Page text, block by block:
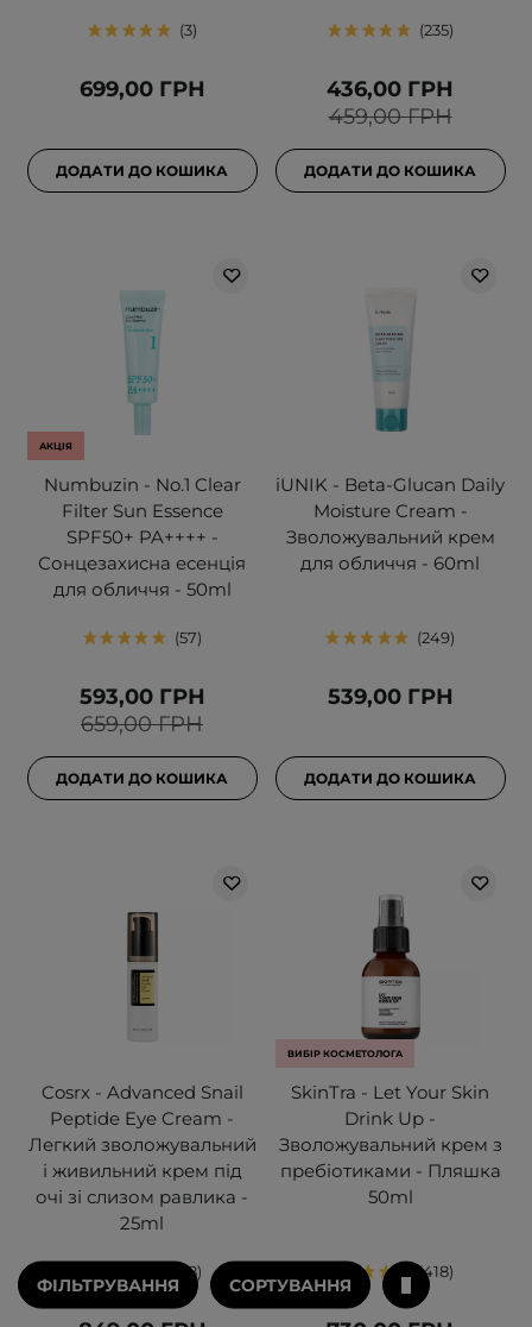
3
699,00 ГРН
ДОДАТИ ДО КОШИКА
235
459,00 ГРН
436,00 ГРН
ДОДАТИ ДО КОШИКА
АКЦІЯ
Numbuzin - No.1 Clear
Filter Sun Essence
SPF50+ PA++++ -
Сонцезахисна есенція
для обличчя - 50ml
57
659,00 ГРН
593,00 ГРН
ДОДАТИ ДО КОШИКА
iUNIK - Beta-Glucan Daily
Moisture Cream -
Зволожувальний крем
для обличчя - 60ml
249
539,00 ГРН
ДОДАТИ ДО КОШИКА
Cosrx - Advanced Snail
Peptide Eye Cream -
Легкий зволожувальний
і живильний крем під
очі зі слизом равлика -
25ml
78
ВИБІР КОСМЕТОЛОГА
SkinTra - Let Your Skin
Drink Up -
Зволожувальний крем з
пребіотиками - Пляшка
50ml
418
ФІЛЬТРУВАННЯ СОРТУВАННЯ